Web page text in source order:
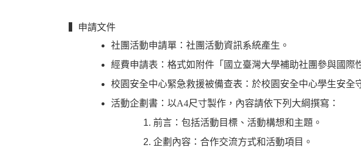
▍申請文件
社團活動申請單：社團活動資訊系統產生。
經費申請表：格式如附件「國立臺灣大學補助社團參與國際
校園安全中心緊急救援被備查表：於校園安全中心學生安
活動企劃書：以A4尺寸製作，內容請依下列大綱撰寫：
前言：包括活動目標、活動構想和主題。
企劃內容：合作交流方式和活動項目。